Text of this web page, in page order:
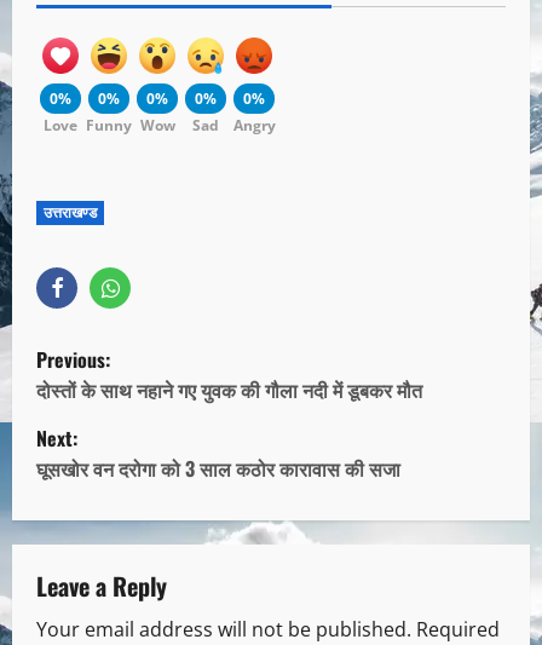
0%
Love
0%
Funny
0%
Wow
0%
Sad
0%
Angry
उत्तराखण्ड
Previous:
दोस्तों के साथ नहाने गए युवक की गौला नदी में डूबकर मौत
Next:
घूसखोर वन दरोगा को 3 साल कठोर कारावास की सजा
Leave a Reply
Your email address will not be published. Required